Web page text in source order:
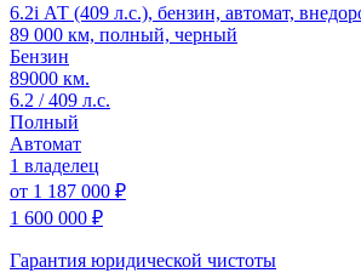
6.2i АТ (409 л.с.), бензин, автомат,
89 000 км, полный, черный
Бензин
89000 км.
6.2 / 409 л.с.
Полный
Автомат
1 владелец
от 1 187 000 ₽
1 600 000 ₽
Гарантия юридической чистоты